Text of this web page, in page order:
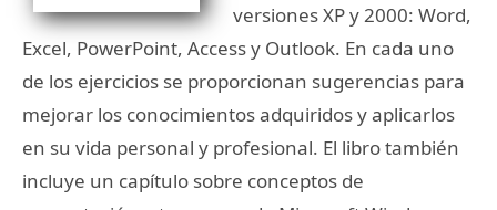
versiones XP y 2000: Word,
Excel, PowerPoint, Access y Outlook. En cada uno
de los ejercicios se proporcionan sugerencias para
mejorar los conocimientos adquiridos y aplicarlos
en su vida personal y profesional. El libro también
incluye un capítulo sobre conceptos de